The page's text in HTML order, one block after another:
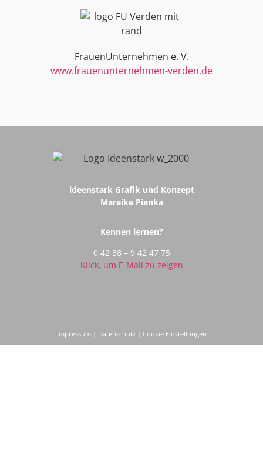
FrauenUnternehmen e. V.
www.frauenunternehmen-verden.de
ideenstark Grafik und Konzept
Mareike Pianka
Kennen lernen?
0 42 38 – 9 42 47 75
Klick, um E-Mail zu zeigen
Impressum| Datenschutz| Cookie Einstellungen